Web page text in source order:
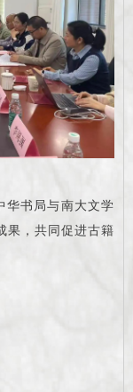
华书局与南大文学
果，共同促进古籍